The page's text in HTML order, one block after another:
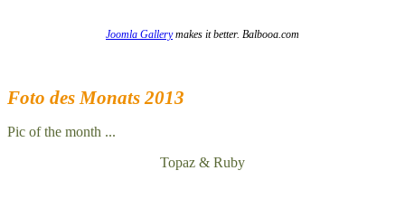
Joomla Gallerymakes it better. Balbooa.com
Foto des Monats 2013
Pic of the month ...
Topaz & Ruby